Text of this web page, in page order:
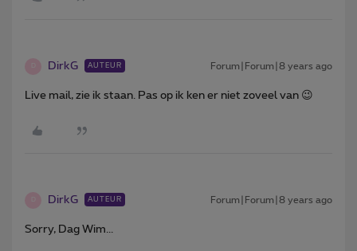
DirkG AUTEUR Forum|Forum|8 years ago
Live mail, zie ik staan. Pas op ik ken er niet zoveel van 😉
DirkG AUTEUR Forum|Forum|8 years ago
Sorry, Dag Wim...